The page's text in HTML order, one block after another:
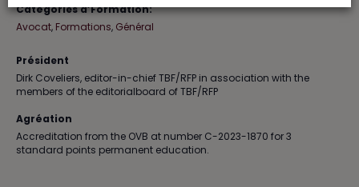
Catégories d’Formation:
Avocat, Formations, Général
Président
Dirk Coveliers, editor-in-chief TBF/RFP in association with the
members of the editorialboard of TBF/RFP
Agréation
Accreditation from the OVB at number C-2023-1870 for 3
standard points permanent education.